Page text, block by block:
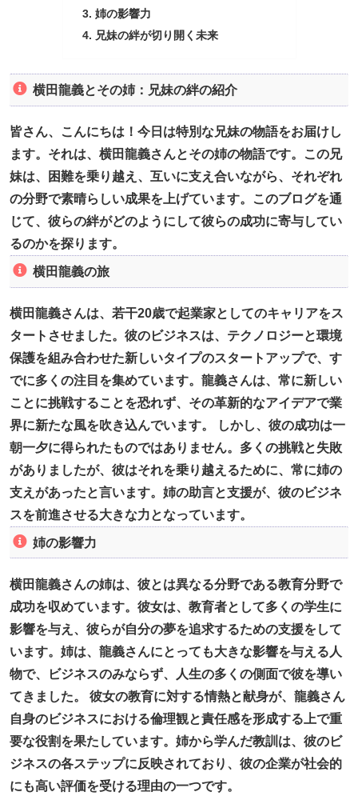
姉の影響力
兄妹の絆が切り開く未来
横田龍義とその姉：兄妹の絆の紹介
皆さん、こんにちは！今日は特別な兄妹の物語をお届けし
ます。それは、横田龍義さんとその姉の物語です。この兄
妹は、困難を乗り越え、互いに支え合いながら、それぞれ
の分野で素晴らしい成果を上げています。このブログを通
じて、彼らの絆がどのようにして彼らの成功に寄与してい
るのかを探ります。
横田龍義の旅
横田龍義さんは、若干20歳で起業家としてのキャリアをス
タートさせました。彼のビジネスは、テクノロジーと環境
保護を組み合わせた新しいタイプのスタートアップで、す
でに多くの注目を集めています。龍義さんは、常に新しい
ことに挑戦することを恐れず、その革新的なアイデアで業
界に新たな風を吹き込んでいます。 しかし、彼の成功は一
朝一夕に得られたものではありません。多くの挑戦と失敗
がありましたが、彼はそれを乗り越えるために、常に姉の
支えがあったと言います。姉の助言と支援が、彼のビジネ
スを前進させる大きな力となっています。
姉の影響力
横田龍義さんの姉は、彼とは異なる分野である教育分野で
成功を収めています。彼女は、教育者として多くの学生に
影響を与え、彼らが自分の夢を追求するための支援をして
います。姉は、龍義さんにとっても大きな影響を与える人
物で、ビジネスのみならず、人生の多くの側面で彼を導い
てきました。 彼女の教育に対する情熱と献身が、龍義さん
自身のビジネスにおける倫理観と責任感を形成する上で重
要な役割を果たしています。姉から学んだ教訓は、彼のビ
ジネスの各ステップに反映されており、彼の企業が社会的
にも高い評価を受ける理由の一つです。